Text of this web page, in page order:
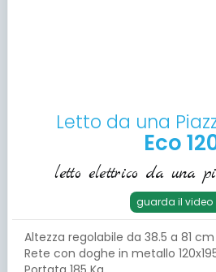
Letto da una
Eco
letto elettrico da una
guarda il video
Altezza regolabile da 38.5 a 81 cm
Rete con doghe in metallo